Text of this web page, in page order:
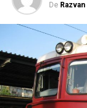
De Razvan